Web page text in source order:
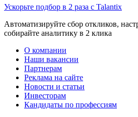
Ускорьте подбор в 2 раза с Talantix
Автоматизируйте сбор откликов,
собирайте аналитику в 2 клика
О компании
Наши вакансии
Партнерам
Реклама на сайте
Новости и статьи
Инвесторам
Кандидаты по профессиям